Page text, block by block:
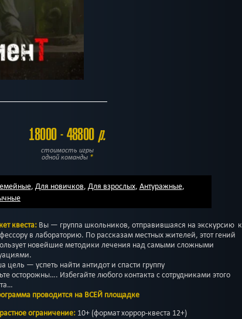
18000 - 48800р.
стоимость игры
одной команды *
, Для новичков, Для взрослых, Антуражные,
квеста: Вы — группа школьников, отправившаяся на экскурсию к
в лабораторию. По рассказам местных жителей, этот гений
новейшие методики лечения над самыми сложными
цель — успеть найти антидот и спасти группу
осторожны…. Избегайте любого контакта с сотрудниками этого
проводится на ВСЕЙ площадке
ограничение: 10+ (формат хоррор-квеста 12+)